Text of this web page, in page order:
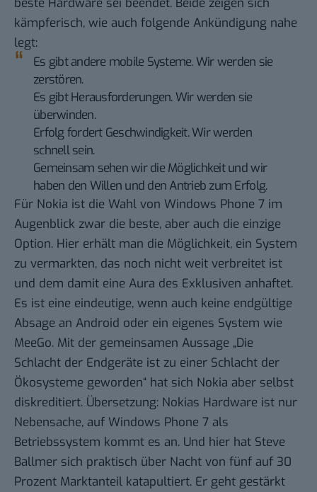
kämpferisch, wie auch folgende Ankündigung nahe
legt:
Es gibt andere mobile Systeme. Wir werden sie
zerstören.
Es gibt Herausforderungen. Wir werden sie
überwinden.
Erfolg fordert Geschwindigkeit. Wir werden
schnell sein.
Gemeinsam sehen wir die Möglichkeit und wir
haben den Willen und den Antrieb zum Erfolg.
Für Nokia ist die Wahl von Windows Phone 7 im
Augenblick zwar die beste, aber auch die einzige
Option. Hier erhält man die Möglichkeit, ein System
zu vermarkten, das noch nicht weit verbreitet ist
und dem damit eine Aura des Exklusiven anhaftet.
Es ist eine eindeutige, wenn auch keine endgültige
Absage an Android oder ein eigenes System wie
MeeGo. Mit der gemeinsamen Aussage „Die
Schlacht der Endgeräte ist zu einer Schlacht der
Ökosysteme geworden“ hat sich Nokia aber selbst
diskreditiert. Übersetzung: Nokias Hardware ist nur
Nebensache, auf Windows Phone 7 als
Betriebssystem kommt es an. Und hier hat Steve
Ballmer sich praktisch über Nacht von fünf auf 30
Prozent Marktanteil katapultiert. Er geht gestärkt